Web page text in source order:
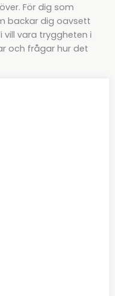
För dig som
backar dig oavsett
vill vara tryggheten i
och frågar hur det